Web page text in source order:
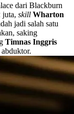
dari Blackburn
juta, skill Wharton
jadi salah satu
saking
Timnas Inggris